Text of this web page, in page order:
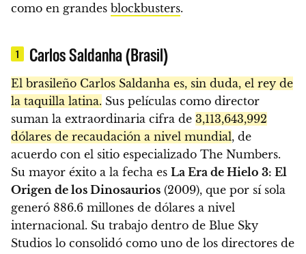
como en grandes blockbusters.
1 Carlos Saldanha (Brasil)
El brasileño Carlos Saldanha es, sin duda, el rey de
la taquilla latina. Sus películas como director
suman la extraordinaria cifra de 3,113,643,992
dólares de recaudación a nivel mundial, de
acuerdo con el sitio especializado The Numbers.
Su mayor éxito a la fecha es La Era de Hielo 3: El
Origen de los Dinosaurios (2009), que por sí sola
generó 886.6 millones de dólares a nivel
internacional. Su trabajo dentro de Blue Sky
Studios lo consolidó como uno de los directores de